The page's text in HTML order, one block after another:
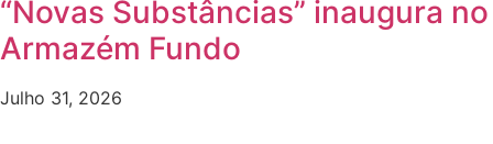
“Novas Substâncias” inaugura no
Armazém Fundo
Julho 31, 2026